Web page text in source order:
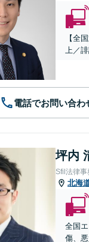
【全
上／
電話でお問い合わ
坪内
Sfil法律事
北海
全国
傷、